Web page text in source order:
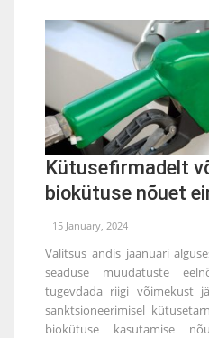
Kütusefirmadelt
biokütuse nõuet
15 January, 2024
Valitsus andis jaanuari
seaduse muudatuste
tugevdada riigi võimekust
sanktsioneerimisel
biokütuse kasutamise